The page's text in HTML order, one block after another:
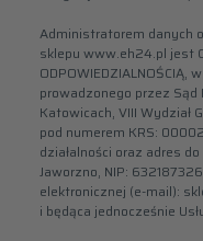
Administratorem danych
sklepu www.eh24.pl jest
prowadzonego przez
Katowicach, VIII Wydział
pod numerem KRS:
działalności oraz adres
Jaworzno, NIP:
elektronicznej (e-mail):
i będąca jednocześnie